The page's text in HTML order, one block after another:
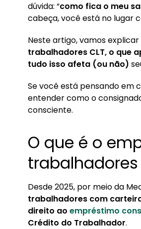
1.1. Como funciona o
1.2. Diferença entre
2. Como o desconto do
2.1. O que aparece no
3. Qual é o limite de
3.1. O que acontece se
4.1. Papel do
4.2. Quando o valor é
6. Como acompanhar os
dúvida: “como fica o meu
cabeça, você está no lugar
Neste artigo, vamos
trabalhadores CLT, o que
tudo isso afeta (ou não)
Se você está pensando em
entender como o
consciente.
O que é o
trabalhadores
Desde 2025, por meio da
trabalhadores com
direito ao empréstimo
Crédito do Trabalhador.